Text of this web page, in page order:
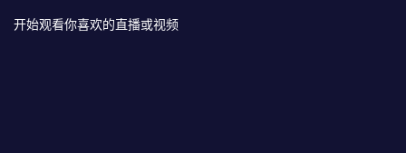
开始观看你喜欢的直播或视频